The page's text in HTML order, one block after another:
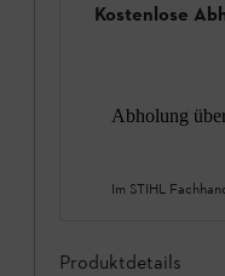
Kostenlose
Abholung
Im STIHL
Produktdetails